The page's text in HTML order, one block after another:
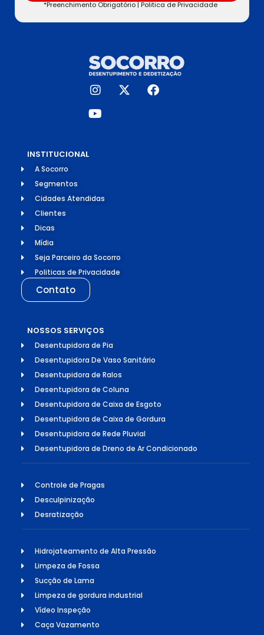
*Preenchimento Obrigatório |Politica de Privacidade
INSTITUCIONAL
A Socorro
Segmentos
Cidades Atendidas
Clientes
Dicas
Mídia
Seja Parceiro da Socorro
Politicas de Privacidade
Contato
NOSSOS SERVIÇOS
Desentupidora de Pia
Desentupidora De Vaso Sanitário
Desentupidora de Ralos
Desentupidora de Coluna
Desentupidora de Caixa de Esgoto
Desentupidora de Caixa de Gordura
Desentupidora de Rede Pluvial
Desentupidora de Dreno de Ar Condicionado
Controle de Pragas
Desculpinização
Desratização
Hidrojateamento de Alta Pressão
Limpeza de Fossa
Sucção de Lama
Limpeza de gordura industrial
Vídeo Inspeção
Caça Vazamento